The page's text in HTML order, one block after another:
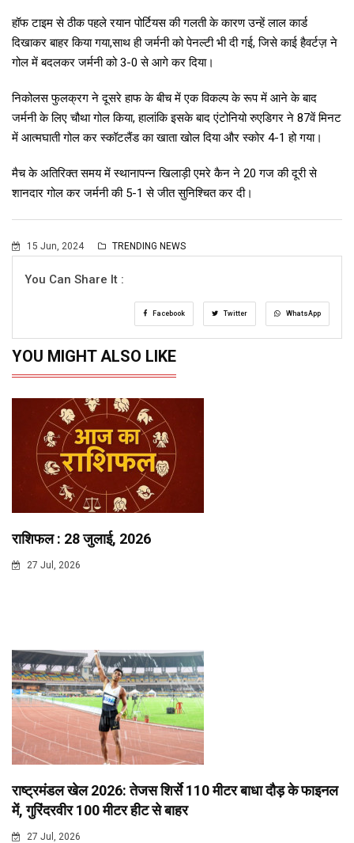
हॉफ टाइम से ठीक पहले रयान पोर्टियस की गलती के कारण उन्हें लाल कार्ड
दिखाकर बाहर किया गया,साथ ही जर्मनी को पेनल्टी भी दी गई, जिसे काई हैवर्टज़ ने
गोल में बदलकर जर्मनी को 3-0 से आगे कर दिया।
निकोलस फुलक्रग ने दूसरे हाफ के बीच में एक विकल्प के रूप में आने के बाद
जर्मनी के लिए चौथा गोल किया, हालांकि इसके बाद एंटोनियो रुएडिगर ने 87वें मिनट
में आत्मघाती गोल कर स्कॉटलैंड का खाता खोल दिया और स्कोर 4-1 हो गया।
मैच के अतिरिक्त समय में स्थानापन्न खिलाड़ी एमरे कैन ने 20 गज की दूरी से
शानदार गोल कर जर्मनी की 5-1 से जीत सुनिश्चित कर दी।
15 Jun, 2024 TRENDING NEWS
You Can Share It :
Facebook Twitter WhatsApp
YOU MIGHT ALSO LIKE
राशिफल : 28 जुलाई, 2026
27 Jul, 2026
राष्ट्रमंडल खेल 2026: तेजस शिर्से 110 मीटर बाधा दौड़ के फाइनल
में, गुरिंदरवीर 100 मीटर हीट से बाहर
27 Jul, 2026